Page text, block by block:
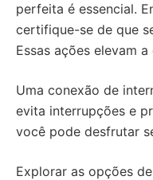
perfeita é essencial.
certifique-se de que
Essas ações elevam
Uma conexão de
evita interrupções e
você pode desfrutar
Explorar as opções